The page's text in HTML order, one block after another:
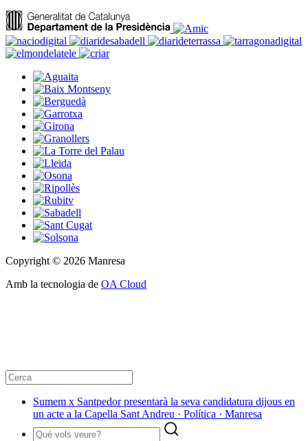
Copyright © 2026 Manresa
Amb la tecnologia de OA Cloud
Sumem x Santpedor presentarà la seva candidatura dijous en
un acte a la Capella Sant Andreu · Política · Manresa